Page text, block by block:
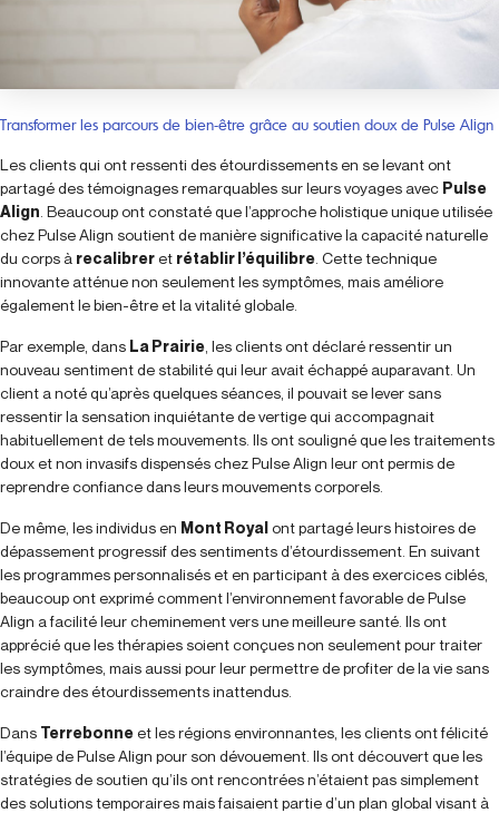
Transformer les parcours de bien-être grâce au soutien doux de Pulse Align
Les clients qui ont ressenti des étourdissements en se levant ont
partagé des témoignages remarquables sur leurs voyages avec Pulse
Align . Beaucoup ont constaté que l’approche holistique unique utilisée
chez Pulse Align soutient de manière significative la capacité naturelle
du corps à recalibreret rétablir l’équilibre . Cette technique
innovante atténue non seulement les symptômes, mais améliore
également le bien-être et la vitalité globale.
Par exemple, dans La Prairie , les clients ont déclaré ressentir un
nouveau sentiment de stabilité qui leur avait échappé auparavant. Un
client a noté qu’après quelques séances, il pouvait se lever sans
ressentir la sensation inquiétante de vertige qui accompagnait
habituellement de tels mouvements. Ils ont souligné que les traitements
doux et non invasifs dispensés chez Pulse Align leur ont permis de
reprendre confiance dans leurs mouvements corporels.
De même, les individus en Mont Royalont partagé leurs histoires de
dépassement progressif des sentiments d’étourdissement. En suivant
les programmes personnalisés et en participant à des exercices ciblés,
beaucoup ont exprimé comment l’environnement favorable de Pulse
Align a facilité leur cheminement vers une meilleure santé. Ils ont
apprécié que les thérapies soient conçues non seulement pour traiter
les symptômes, mais aussi pour leur permettre de profiter de la vie sans
craindre des étourdissements inattendus.
Dans Terrebonneet les régions environnantes, les clients ont félicité
l’équipe de Pulse Align pour son dévouement. Ils ont découvert que les
stratégies de soutien qu’ils ont rencontrées n’étaient pas simplement
des solutions temporaires mais faisaient partie d’un plan global visant à